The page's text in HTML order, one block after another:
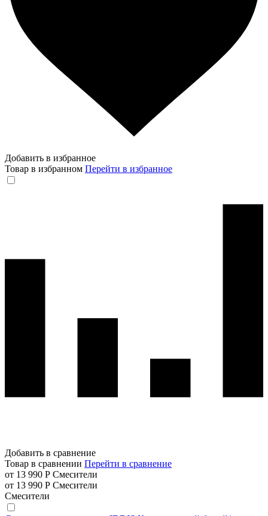
Добавить в избранное
Товар в избранном Перейти в избранное
Добавить в сравнение
Товар в сравнении Перейти в сравнение
от 13 990 Р Смесители
от 13 990 Р Смесители
Смесители